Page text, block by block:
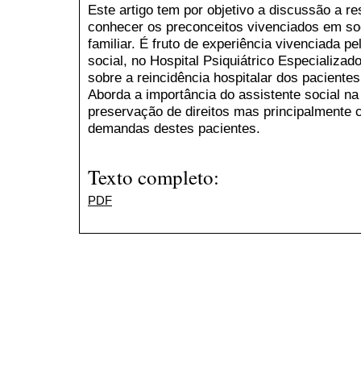
Este artigo tem por objetivo a discussão a
conhecer os preconceitos vivenciados em
familiar. É fruto de experiência vivenciada
social, no Hospital Psiquiátrico
sobre a reincidência hospitalar dos
Aborda a importância do assistente social
preservação de direitos mas principalmente
demandas destes pacientes.
Texto completo:
PDF